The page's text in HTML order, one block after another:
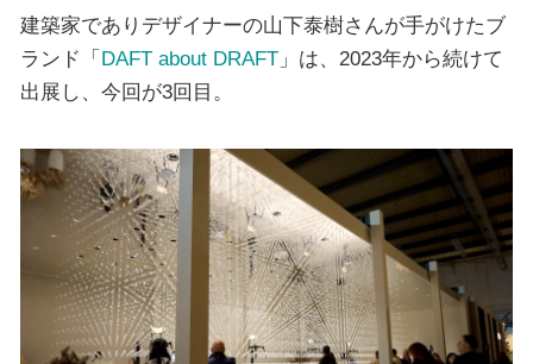
建築家でありデザイナーの山下泰樹さんが手がけたブ
ランド「 DAFT about DRAFT」は、2023年から続けて
出展し、今回が3回目。